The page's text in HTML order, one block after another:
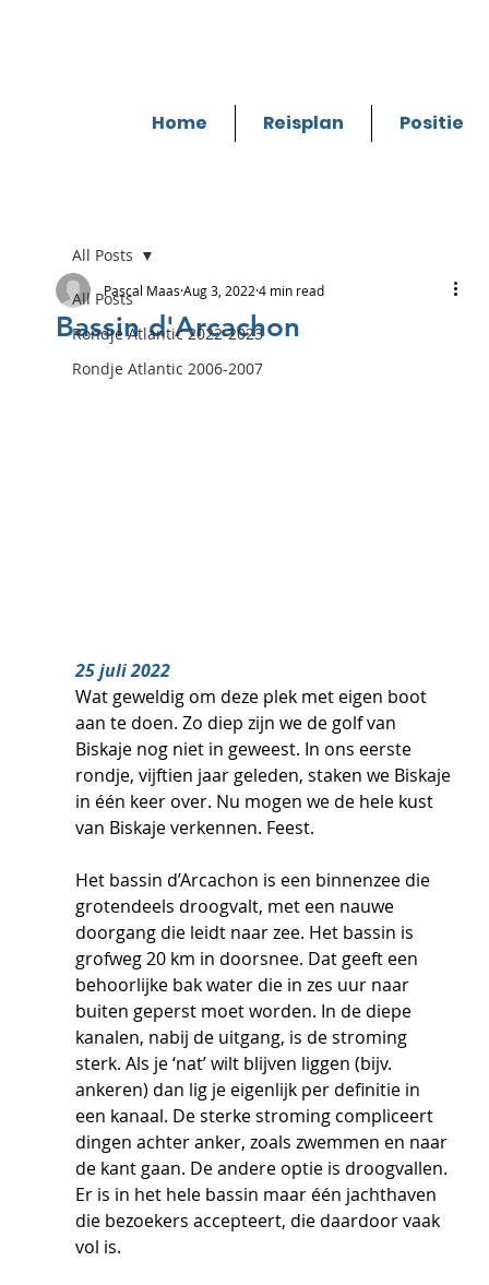
Home Reisplan Positie
All Posts
Rondje Atlantic 2022-2023
Rondje Atlantic 2006-2007
All Posts
Bassin d'Arcachon
Pascal Maas Aug 3, 2022 4 min read
25 juli 2022
Wat geweldig om deze plek met eigen boot
aan te doen. Zo diep zijn we de golf van
Biskaje nog niet in geweest. In ons eerste
rondje, vijftien jaar geleden, staken we Biskaje
in één keer over. Nu mogen we de hele kust
van Biskaje verkennen. Feest.
Het bassin d’Arcachon is een binnenzee die
grotendeels droogvalt, met een nauwe
doorgang die leidt naar zee. Het bassin is
grofweg 20 km in doorsnee. Dat geeft een
behoorlijke bak water die in zes uur naar
buiten geperst moet worden. In de diepe
kanalen, nabij de uitgang, is de stroming
sterk. Als je ‘nat’ wilt blijven liggen (bijv.
ankeren) dan lig je eigenlijk per definitie in
een kanaal. De sterke stroming compliceert
dingen achter anker, zoals zwemmen en naar
de kant gaan. De andere optie is droogvallen.
Er is in het hele bassin maar één jachthaven
die bezoekers accepteert, die daardoor vaak
vol is.